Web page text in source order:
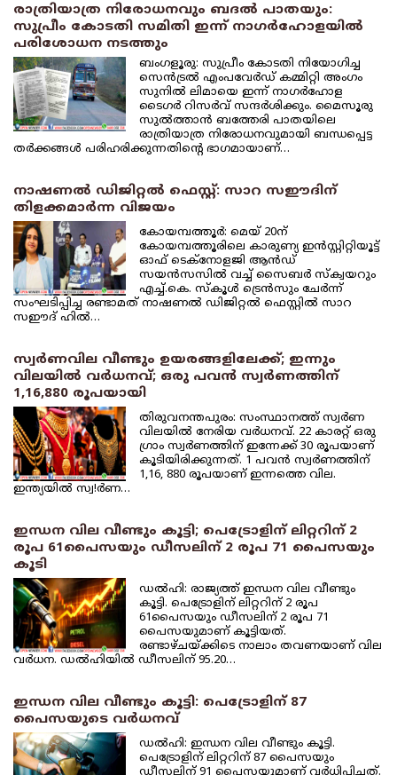
രാത്രിയാത്ര നിരോധനവും ബദല്‍ പാതയും:
സുപ്രീം കോടതി സമിതി ഇന്ന് നാഗര്‍ഹോളയില്‍
പരിശോധന നടത്തും
ബംഗളൂരു: സുപ്രീം കോടതി നിയോഗിച്ച
സെന്‍ട്രല്‍ എംപവേര്‍ഡ് കമ്മിറ്റി അംഗം
സുനില്‍ ലിമായെ ഇന്ന് നാഗര്‍ഹോള
ടൈഗര്‍ റിസര്‍വ് സന്ദര്‍ശിക്കും. മൈസൂരു
സുല്‍ത്താന്‍ ബത്തേരി പാതയിലെ
രാത്രിയാത്ര നിരോധനവുമായി ബന്ധപ്പെട്ട
തര്‍ക്കങ്ങള്‍ പരിഹരിക്കുന്നതിന്റെ ഭാഗമായാണ്…
നാഷണല്‍ ഡിജിറ്റല്‍ ഫെസ്റ്റ്: സാറ സഈദിന്
തിളക്കമാര്‍ന്ന വിജയം
കോയമ്പത്തൂര്‍: മെയ് 20ന്
കോയമ്പത്തൂരിലെ കാരുണ്യ ഇന്‍സ്റ്റിറ്റിയൂട്ട്
ഓഫ് ടെക്‌നോളജി ആന്‍ഡ്
സയന്‍സസില്‍ വച്ച് സൈബര്‍ സ്‌ക്വയറും
എച്ച്.കെ. സ്‌കൂള്‍ ട്രെന്‍സും ചേര്‍ന്ന്
സംഘടിപ്പിച്ച രണ്ടാമത് നാഷണല്‍ ഡിജിറ്റല്‍ ഫെസ്റ്റില്‍ സാറ
സഈദ് ഹില്‍…
സ്വര്‍ണവില വീണ്ടും ഉയരങ്ങളിലേക്ക്; ഇന്നും
വിലയില്‍ വര്‍ധനവ്; ഒരു പവന്‍ സ്വര്‍ണത്തിന്
1,16,880 രൂപയായി
തിരുവനന്തപുരം: സംസ്ഥാനത്ത് സ്വര്‍ണ
വിലയില്‍ നേരിയ വര്‍ധനവ്. 22 കാരറ്റ് ഒരു
ഗ്രാം സ്വര്‍ണത്തിന് ഇന്നേക്ക് 30 രൂപയാണ്
കൂടിയിരിക്കുന്നത്. 1 പവന്‍ സ്വര്‍ണത്തിന്
1,16, 880 രൂപയാണ് ഇന്നത്തെ വില.
ഇന്ത്യയില്‍ സ്വ!ര്‍ണ…
ഇന്ധന വില വീണ്ടും കൂട്ടി; പെട്രോളിന് ലിറ്ററിന് 2
രൂപ 61പൈസയും ഡീസലിന് 2 രൂപ 71 പൈസയും
കൂടി
ഡല്‍ഹി: രാജ്യത്ത് ഇന്ധന വില വീണ്ടും
കൂട്ടി. പെട്രോളിന് ലിറ്ററിന് 2 രൂപ
61പൈസയും ഡീസലിന് 2 രൂപ 71
പൈസയുമാണ് കൂട്ടിയത്.
രണ്ടാഴ്ചയ്ക്കിടെ നാലാം തവണയാണ് വില
വര്‍ധന. ഡല്‍ഹിയില്‍ ഡീസലിന് 95.20…
ഇന്ധന വില വീണ്ടും കൂട്ടി: പെട്രോളിന് 87
പൈസയുടെ വര്‍ധനവ്
ഡല്‍ഹി: ഇന്ധന വില വീണ്ടും കൂട്ടി.
പെട്രോളിന് ലിറ്ററിന് 87 പൈസയും
ഡീസലിന് 91 പൈസയുമാണ് വര്‍ധിപ്പിച്ചത്.